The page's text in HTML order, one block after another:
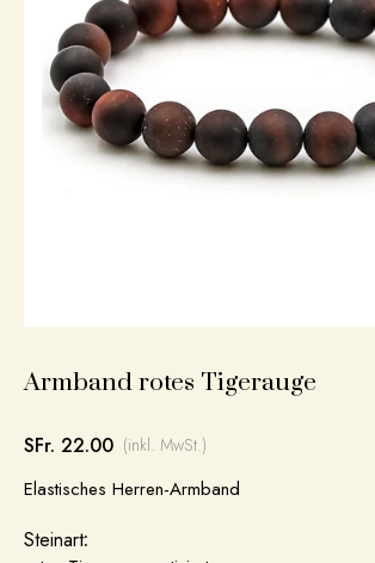
Armband rotes Tigerauge
SFr. 22.00 (inkl. MwSt.)
Elastisches Herren-Armband
Steinart: